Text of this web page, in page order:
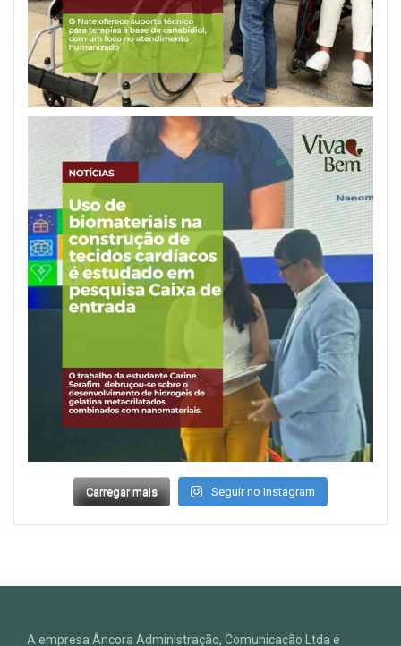
Carregar mais Seguir no Instagram
A empresa Âncora Administração, Comunicação Ltda é